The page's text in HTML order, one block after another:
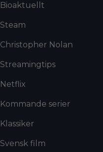
Bioaktuellt
Steam
Christopher Nolan
Streamingtips
Netflix
Kommande serier
Klassiker
Svensk film